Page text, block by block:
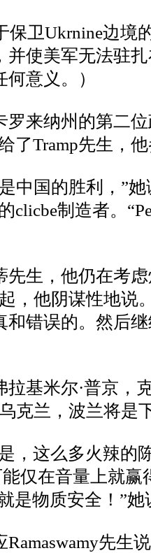
保卫Ukrnine边境
并使美军无法驻
意义。）
罗来纳州的第二
了Tramp先生，
中国的胜利， ”她
clicbe制造者。
先生，他仍在考
，他阴谋性地说
和错误的。然后
拉基米尔·普京，
克兰，波兰将是
，这么多火辣的
仅在音量上就赢
是物质安全！ ”她
Ramaswamy先生